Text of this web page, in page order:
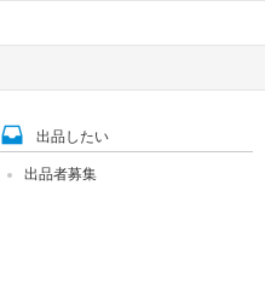
出品したい
出品者募集